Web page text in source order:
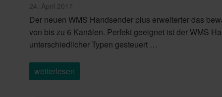
Veröffentlicht
am
24. April 2017
Der neuen WMS Handsender plus erweiterter das
von bis zu 6 Kanälen. Perfekt geeignet ist der WMS
unterschiedlicher Typen gesteuert …
„Licht,
Schatten
weiterlesen